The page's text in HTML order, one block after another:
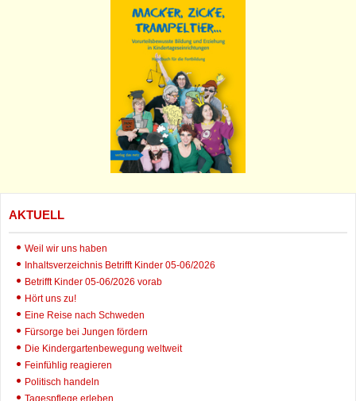
AKTUELL
Weil wir uns haben
Inhaltsverzeichnis Betrifft Kinder 05-06/2026
Betrifft Kinder 05-06/2026 vorab
Hört uns zu!
Eine Reise nach Schweden
Fürsorge bei Jungen fördern
Die Kindergartenbewegung weltweit
Feinfühlig reagieren
Politisch handeln